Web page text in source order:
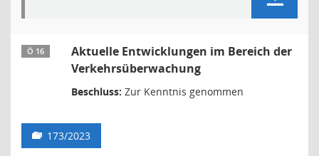
Ö 16
Aktuelle Entwicklungen im Bereich der
Verkehrsüberwachung
Beschluss: Zur Kenntnis genommen
173/2023